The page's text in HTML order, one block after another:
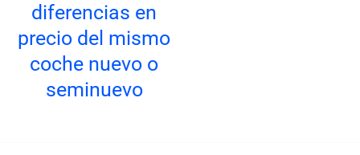
diferencias en
precio del mismo
coche nuevo o
seminuevo